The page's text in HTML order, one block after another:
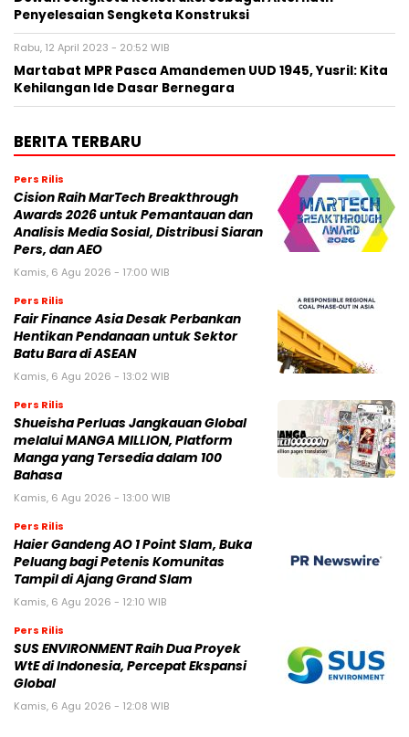
Penyelesaian Sengketa Konstruksi
Rabu, 12 April 2023 - 20:52 WIB
Martabat MPR Pasca Amandemen UUD 1945, Yusril: Kita
Kehilangan Ide Dasar Bernegara
BERITA TERBARU
Pers Rilis
Cision Raih MarTech Breakthrough
Awards 2026 untuk Pemantauan dan
Analisis Media Sosial, Distribusi Siaran
Pers, dan AEO
Kamis, 6 Agu 2026 - 17:00 WIB
Pers Rilis
Fair Finance Asia Desak Perbankan
Hentikan Pendanaan untuk Sektor
Batu Bara di ASEAN
Kamis, 6 Agu 2026 - 13:02 WIB
Pers Rilis
Shueisha Perluas Jangkauan Global
melalui MANGA MILLION, Platform
Manga yang Tersedia dalam 100
Bahasa
Kamis, 6 Agu 2026 - 13:00 WIB
Pers Rilis
Haier Gandeng AO 1 Point Slam, Buka
Peluang bagi Petenis Komunitas
Tampil di Ajang Grand Slam
Kamis, 6 Agu 2026 - 12:10 WIB
Pers Rilis
SUS ENVIRONMENT Raih Dua Proyek
WtE di Indonesia, Percepat Ekspansi
Global
Kamis, 6 Agu 2026 - 12:08 WIB